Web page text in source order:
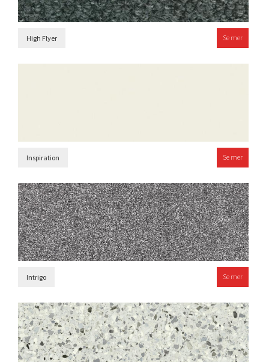
High Flyer Se mer
Inspiration Se mer
Intrigo Se mer